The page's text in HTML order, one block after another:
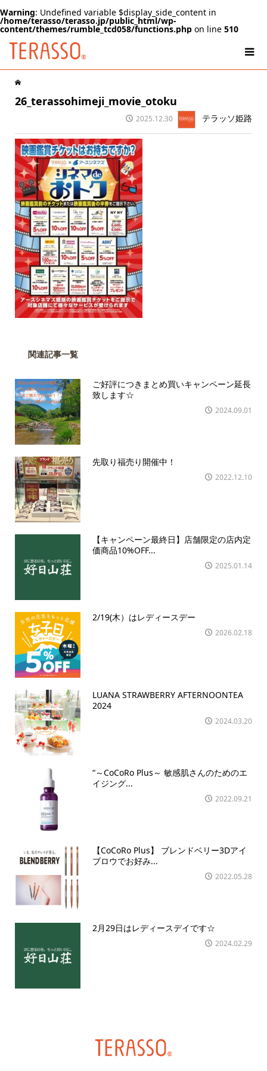
Warning: Undefined variable $display_side_content in
/home/terasso/terasso.jp/public_html/wp-
content/themes/rumble_tcd058/functions.php on line 510
26_terassohimeji_movie_otoku
2025.12.30 テラッソ姫路
関連記事一覧
ご好評につきまとめ買いキャンペーン延長
致します☆
2024.09.01
先取り福売り開催中！
2022.12.10
【キャンペーン最終日】店舗限定の店内定
価商品10%OFF...
2025.01.14
2/19(木）はレディースデー
2026.02.18
LUANA STRAWBERRY AFTERNOONTEA
2024
2024.03.20
“～CoCoRo Plus～ 敏感肌さんのためのエ
イジング...
2022.09.21
【CoCoRo Plus】 ブレンドベリー3Dアイ
ブロウでお好み...
2022.05.28
2月29日はレディースデイです☆
2024.02.29